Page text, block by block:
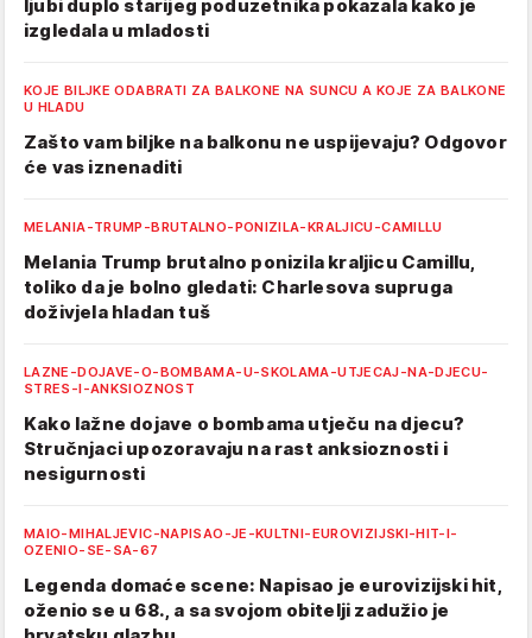
ljubi duplo starijeg poduzetnika pokazala kako je
izgledala u mladosti
KOJE BILJKE ODABRATI ZA BALKONE NA SUNCU A KOJE ZA BALKONE
U HLADU
Zašto vam biljke na balkonu ne uspijevaju? Odgovor
će vas iznenaditi
MELANIA-TRUMP-BRUTALNO-PONIZILA-KRALJICU-CAMILLU
Melania Trump brutalno ponizila kraljicu Camillu,
toliko da je bolno gledati: Charlesova supruga
doživjela hladan tuš
LAZNE-DOJAVE-O-BOMBAMA-U-SKOLAMA-UTJECAJ-NA-DJECU-
STRES-I-ANKSIOZNOST
Kako lažne dojave o bombama utječu na djecu?
Stručnjaci upozoravaju na rast anksioznosti i
nesigurnosti
MAIO-MIHALJEVIC-NAPISAO-JE-KULTNI-EUROVIZIJSKI-HIT-I-
OZENIO-SE-SA-67
Legenda domaće scene: Napisao je eurovizijski hit,
oženio se u 68., a sa svojom obitelji zadužio je